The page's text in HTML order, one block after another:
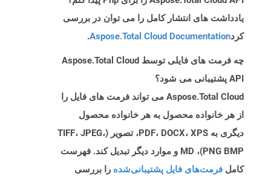
یادداشت های انتشار کامل را می توان در بررسی
کردAspose.Total Cloud Documentation
.
چه فرمت های فایلی توسط Aspose.Total Cloud
API پشتیبانی می شود؟
Aspose.Total Cloud می تواند فرمت های فایل را
از هر خانواده محصول به هر خانواده محصول
دیگری به PDF، DOCX، XPS، تصویر (TIFF، JPEG،
PNG BMP)، MD و موارد دیگر تبدیل کند. فهرست
کامل فرمت‌های فایل پشتیبانی‌شده را بررسی